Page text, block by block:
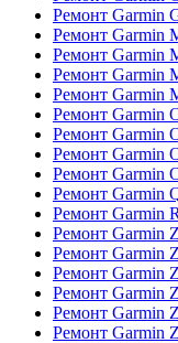
Ремонт Garmin
Ремонт Garmin
Ремонт Garmin
Ремонт Garmin
Ремонт Garmin
Ремонт Garmin
Ремонт Garmin
Ремонт Garmin
Ремонт Garmin
Ремонт Garmin
Ремонт Garmin
Ремонт Garmin
Ремонт Garmin
Ремонт Garmin
Ремонт Garmin
Ремонт Garmin
Ремонт Garmin